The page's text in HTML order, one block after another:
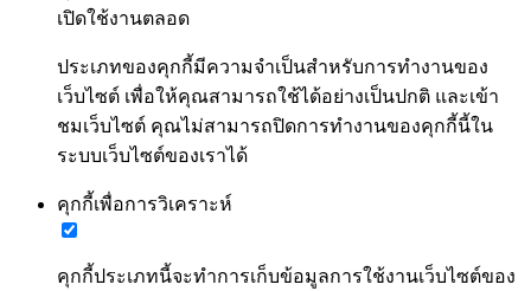
เปิดใช้งานตลอด
ประเภทของคุกกี้มีความจำเป็นสำหรับการทำงานของ
เว็บไซต์ เพื่อให้คุณสามารถใช้ได้อย่างเป็นปกติ และเข้า
ชมเว็บไซต์ คุณไม่สามารถปิดการทำงานของคุกกี้นี้ใน
ระบบเว็บไซต์ของเราได้
คุกกี้เพื่อการวิเคราะห์
คุกกี้ประเภทนี้จะทำการเก็บข้อมูลการใช้งานเว็บไซต์ของ